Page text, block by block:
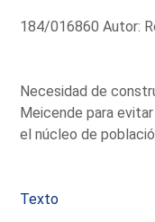
184/016860 Autor:
Necesidad de
Meicende para
el núcleo de
Texto